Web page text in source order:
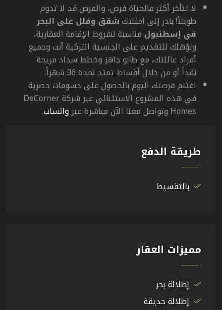
لا تتأخر أكثر فالحياة فرص، والفرص قد لا تدوم
طويلاً! بادر إلى امتلاكشقق وفلل على البحر
في إسطنبول مناسبة لشروط الإقامة العقارية،
وتؤهلك للتقديم على الجنسية التركية أنت وجميع
أفراد عائلتك، مع طابو جاهز وخطط سداد مريحة
نقداً أو من خلال أقساط تمتد لمدة 36 شهراً.
اغتنم فرصتك اليوم بالحصول على حسومات حصرية
في هذه المشروع الاستثنائي عبر شركةDeCorner
Homes وتواصل معنا الآن مباشرة عبرواتساب.
طريقة الدفع
بالتقسيط
مميزات العقار
إطلالة بحر
إطلالة حديقة